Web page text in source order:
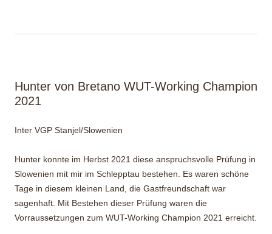
Hunter von Bretano WUT-Working Champion
2021
Inter VGP Stanjel/Slowenien
Hunter konnte im Herbst 2021 diese anspruchsvolle Prüfung in
Slowenien mit mir im Schlepptau bestehen. Es waren schöne
Tage in diesem kleinen Land, die Gastfreundschaft war
sagenhaft. Mit Bestehen dieser Prüfung waren die
Vorraussetzungen zum WUT-Working Champion 2021 erreicht.